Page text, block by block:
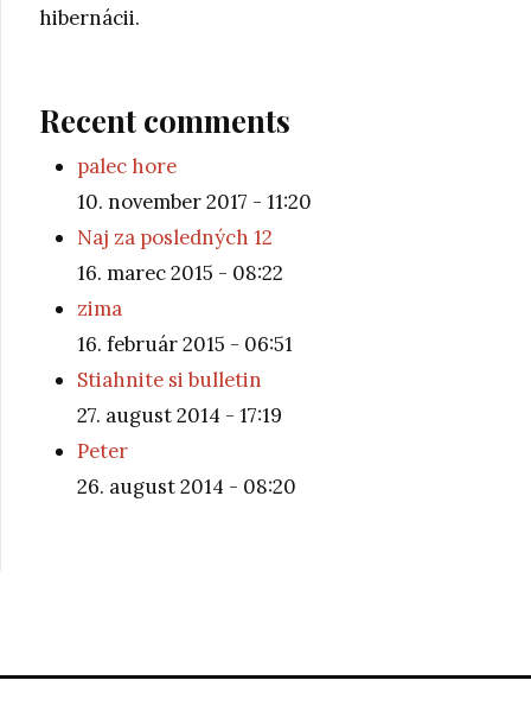
hibernácii.
Recent comments
palec hore
10. november 2017 - 11:20
Naj za posledných 12
16. marec 2015 - 08:22
zima
16. február 2015 - 06:51
Stiahnite si bulletin
27. august 2014 - 17:19
Peter
26. august 2014 - 08:20